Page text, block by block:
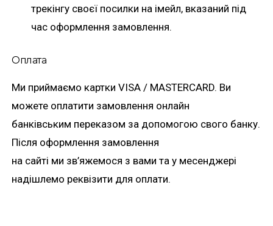
трекінгу своєї посилки на імейл, вказаний під
час оформлення замовлення.
Оплата
Ми приймаємо картки VISA / MASTERCARD. Ви
можете оплатити замовлення онлайн
банківським переказом за допомогою свого банку.
Після оформлення замовлення
на сайті ми зв’яжемося з вами та у месенджері
надішлемо реквізити для оплати.